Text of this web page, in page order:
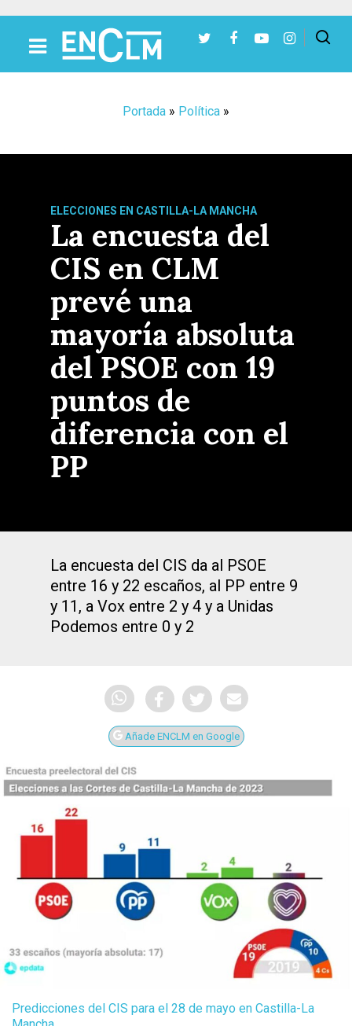
Portada » Política »
ELECCIONES EN CASTILLA-LA MANCHA
La encuesta del
CIS en CLM
prevé una
mayoría absoluta
del PSOE con 19
puntos de
diferencia con el
PP
La encuesta del CIS da al PSOE
entre 16 y 22 escaños, al PP entre 9
y 11, a Vox entre 2 y 4 y a Unidas
Podemos entre 0 y 2
Añade ENCLM en Google
Predicciones del CIS para el 28 de mayo en Castilla-La